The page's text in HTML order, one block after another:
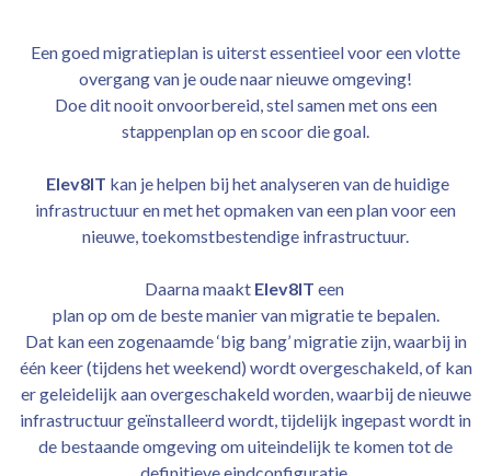
Een goed migratieplan is uiterst essentieel voor een vlotte
overgang van je oude naar nieuwe omgeving!
Doe dit nooit onvoorbereid, stel samen met ons een
stappenplan op en scoor die goal.
Elev8IT kan je helpen bij het analyseren van de huidige
infrastructuur en met het opmaken van een plan voor een
nieuwe, toekomstbestendige infrastructuur.
Daarna maakt Elev8IT een
plan op om de beste manier van migratie te bepalen.
Dat kan een zogenaamde ‘big bang’ migratie zijn, waarbij in
één keer (tijdens het weekend) wordt overgeschakeld, of kan
er geleidelijk aan overgeschakeld worden, waarbij de nieuwe
infrastructuur geïnstalleerd wordt, tijdelijk ingepast wordt in
de bestaande omgeving om uiteindelijk te komen tot de